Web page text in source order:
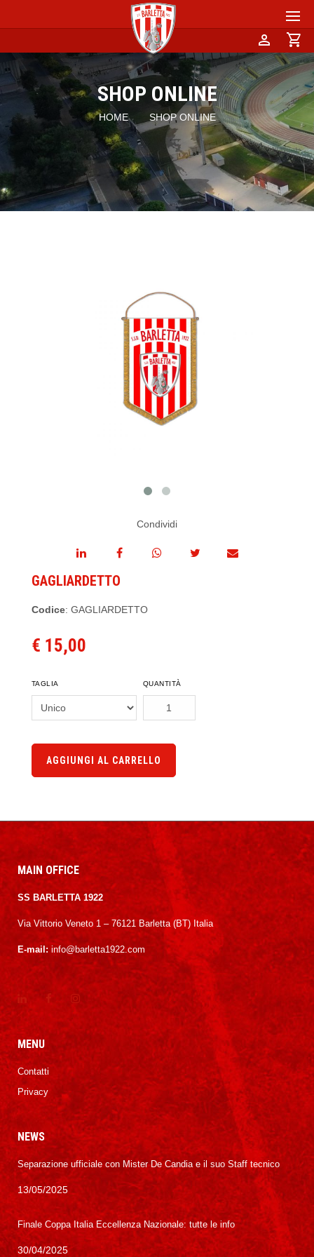
person shopping_cart
SHOP ONLINE
HOME SHOP ONLINE
Condividi
GAGLIARDETTO
Codice: GAGLIARDETTO
€ 15,00
TAGLIA QUANTITÀ
AGGIUNGI AL CARRELLO
MAIN OFFICE
SS BARLETTA 1922
Via Vittorio Veneto 1 – 76121 Barletta (BT) Italia
E-mail: info@barletta1922.com
MENU
Contatti
Privacy
NEWS
Separazione ufficiale con Mister De Candia e il suo Staff tecnico
13/05/2025
Finale Coppa Italia Eccellenza Nazionale: tutte le info
30/04/2025